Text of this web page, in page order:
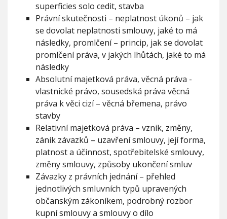
superficies solo cedit, stavba
Právní skutečnosti – neplatnost úkonů – jak
se dovolat neplatnosti smlouvy, jaké to má
následky, promlčení – princip, jak se dovolat
promlčení práva, v jakých lhůtách, jaké to má
následky
Absolutní majetková práva, věcná práva -
vlastnické právo, sousedská práva věcná
práva k věci cizí – věcná břemena, právo
stavby
Relativní majetková práva – vznik, změny,
zánik závazků – uzavření smlouvy, její forma,
platnost a účinnost, spotřebitelské smlouvy,
změny smlouvy, způsoby ukončení smluv
Závazky z právních jednání – přehled
jednotlivých smluvních typů upravených
občanským zákoníkem, podrobný rozbor
kupní smlouvy a smlouvy o dílo